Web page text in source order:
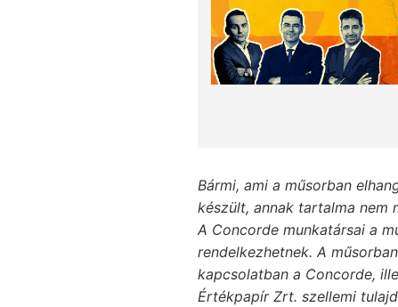
Bármi, ami a műsorban
készült, annak tartalma nem
A Concorde munkatársai a
rendelkezhetnek. A
kapcsolatban a Concorde,
Értékpapír Zrt. szellemi